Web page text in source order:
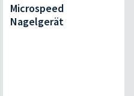
Microspeed
Nagelgerät